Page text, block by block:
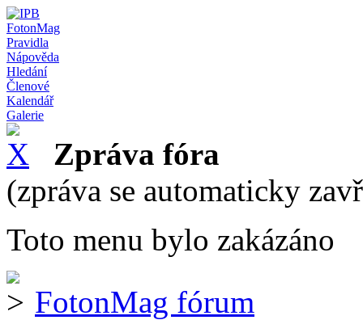
FotonMag
Pravidla
Nápověda
Hledání
Členové
Kalendář
Galerie
Zpráva fóra
(zpráva se automaticky
Toto menu bylo zakázáno
FotonMag fórum